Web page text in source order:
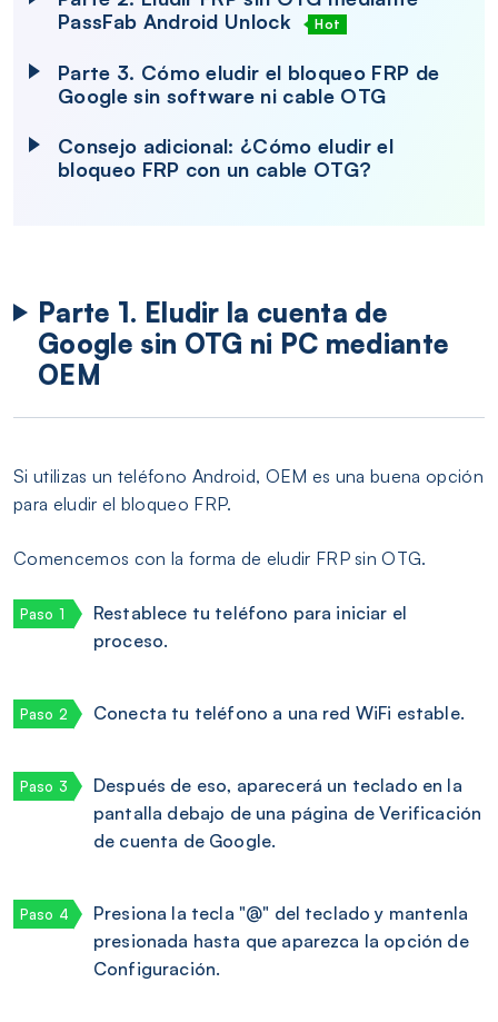
PassFab Android Unlock
Hot
Parte 3. Cómo eludir el bloqueo FRP de
Google sin software ni cable OTG
Consejo adicional: ¿Cómo eludir el
bloqueo FRP con un cable OTG?
Parte 1. Eludir la cuenta de
Google sin OTG ni PC mediante
OEM
Si utilizas un teléfono Android, OEM es una buena opción
para eludir el bloqueo FRP.
Comencemos con la forma de eludir FRP sin OTG.
Restablece tu teléfono para iniciar el
proceso.
Conecta tu teléfono a una red WiFi estable.
Después de eso, aparecerá un teclado en la
pantalla debajo de una página de Verificación
de cuenta de Google.
Presiona la tecla "@" del teclado y mantenla
presionada hasta que aparezca la opción de
Configuración.